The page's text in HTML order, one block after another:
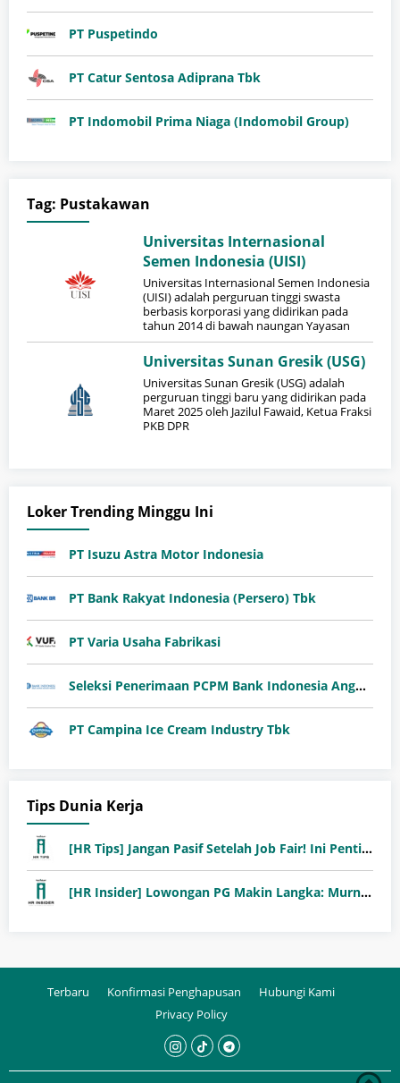
PT Puspetindo
PT Catur Sentosa Adiprana Tbk
PT Indomobil Prima Niaga (Indomobil Group)
Tag: Pustakawan
Universitas Internasional
Semen Indonesia (UISI)
Universitas Internasional Semen Indonesia
(UISI) adalah perguruan tinggi swasta
berbasis korporasi yang didirikan pada
tahun 2014 di bawah naungan Yayasan
Universitas Sunan Gresik (USG)
Universitas Sunan Gresik (USG) adalah
perguruan tinggi baru yang didirikan pada
Maret 2025 oleh Jazilul Fawaid, Ketua Fraksi
PKB DPR
Loker Trending Minggu Ini
PT Isuzu Astra Motor Indonesia
PT Bank Rakyat Indonesia (Persero) Tbk
PT Varia Usaha Fabrikasi
Seleksi Penerimaan PCPM Bank Indonesia Angkatan 41
PT Campina Ice Cream Industry Tbk
Tips Dunia Kerja
[HR Tips] Jangan Pasif Setelah Job Fair! Ini Pentingnya Follow-Up Setelah Job Fair
[HR Insider] Lowongan PG Makin Langka: Murni Seleksi atau Jalur Orang Dalam?
Terbaru Konfirmasi Penghapusan
Hubungi Kami
Privacy Policy